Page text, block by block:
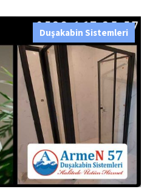
Duşakabin Sistemleri